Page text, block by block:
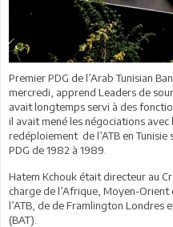
Premier PDG de l’Arab Tunisian
mercredi, apprend Leaders de
avait longtemps servi à des
il avait mené les négociations
redéploiement de l’ATB en
PDG de 1982 à 1989.
Hatem Kchouk était directeur au
charge de l’Afrique, Moyen-
l’ATB, de de Framlington Londres
(BAT).